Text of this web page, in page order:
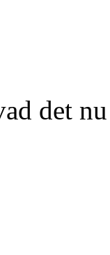
det